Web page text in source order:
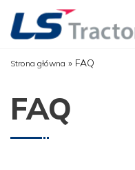
Strona główna » FAQ
FAQ